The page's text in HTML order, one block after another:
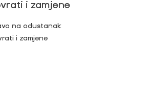
i zamjene
na odustanak
i zamjene